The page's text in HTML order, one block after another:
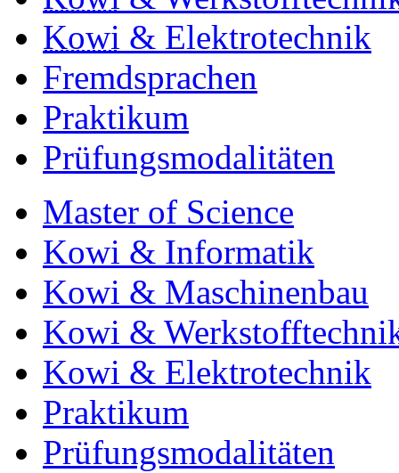
Kowi & Elektrotechnik
Fremdsprachen
Praktikum
Prüfungsmodalitäten
Master of Science
Kowi & Informatik
Kowi & Maschinenbau
Kowi &
Kowi & Elektrotechnik
Praktikum
Prüfungsmodalitäten